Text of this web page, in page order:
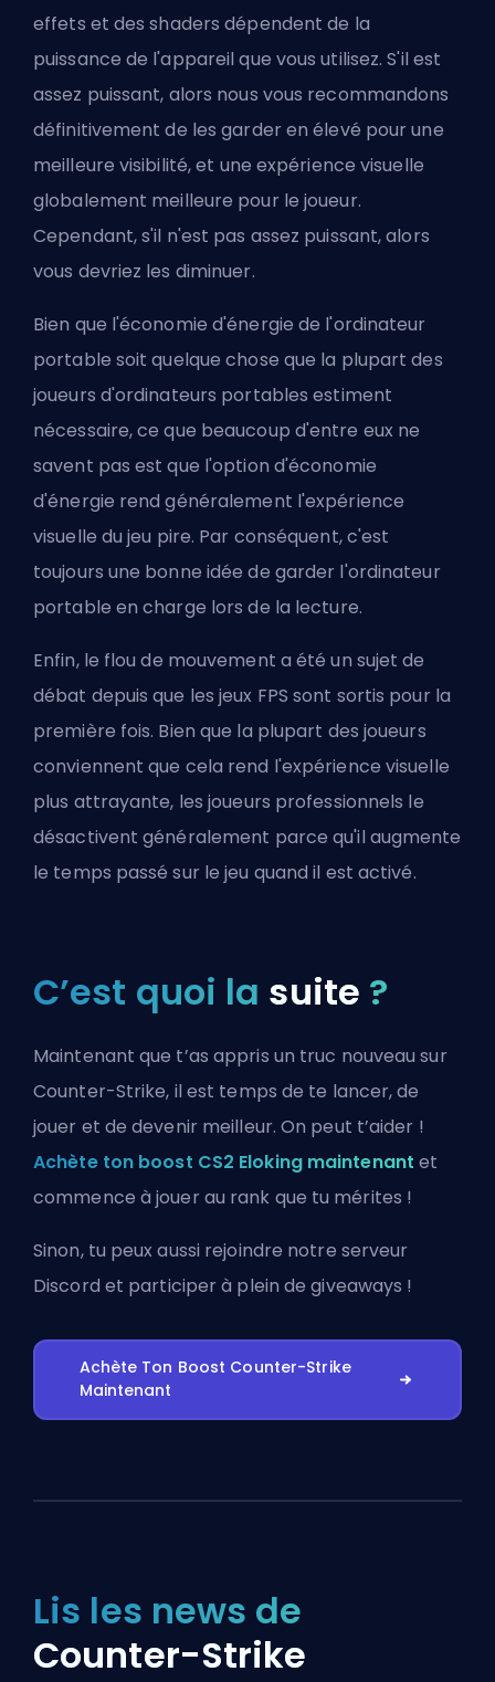
effets et des shaders dépendent de la
puissance de l'appareil que vous utilisez. S'il est
assez puissant, alors nous vous recommandons
définitivement de les garder en élevé pour une
meilleure visibilité, et une expérience visuelle
globalement meilleure pour le joueur.
Cependant, s'il n'est pas assez puissant, alors
vous devriez les diminuer.
Bien que l'économie d'énergie de l'ordinateur
portable soit quelque chose que la plupart des
joueurs d'ordinateurs portables estiment
nécessaire, ce que beaucoup d'entre eux ne
savent pas est que l'option d'économie
d'énergie rend généralement l'expérience
visuelle du jeu pire. Par conséquent, c'est
toujours une bonne idée de garder l'ordinateur
portable en charge lors de la lecture.
Enfin, le flou de mouvement a été un sujet de
débat depuis que les jeux FPS sont sortis pour la
première fois. Bien que la plupart des joueurs
conviennent que cela rend l'expérience visuelle
plus attrayante, les joueurs professionnels le
désactivent généralement parce qu'il augmente
le temps passé sur le jeu quand il est activé.
C’est quoi la suite ?
Maintenant que t’as appris un truc nouveau sur
Counter-Strike, il est temps de te lancer, de
jouer et de devenir meilleur. On peut t’aider !
Achète ton boost CS2 Eloking maintenant et
commence à jouer au rank que tu mérites !
Sinon, tu peux aussi rejoindre notre serveur
Discord et participer à plein de giveaways !
Achète Ton Boost Counter-Strike
Maintenant
Lis les news de
Counter-Strike